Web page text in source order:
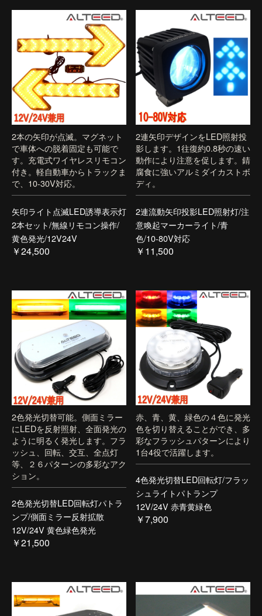
2本の矢印が点滅。マグネット
で車体への脱着固定も可能で
す。充電式ワイヤレスリモコン
付き。軽自動車からトラックま
で、10-30V対応。
矢印ライト点滅LED誘導表示灯
2本セット/無線リモコン操作/
黄色発光/12V24V
￥24,500
2連矢印デザインをLED照射投
影します。1往復約0.8秒の速い
動作により注意を促します。錆
腐食に強いアルミダイカストボ
ディ。
2連流動矢印投影LED照射灯/注
意喚起マーカーライト/青
色/10-80V対応
￥11,500
2色発光切替可能。側面ミラー
にLEDを反射照射、全面発光の
ように明るく発光します。フラ
ッシュ、回転、交互、全点灯
等、２６パターンの多彩なアク
ション。
2色発光切替LED回転灯パトラ
ンプ/側面ミラー反射拡散
12V/24V 黄色緑色発光
￥21,500
赤、青、黄、緑色の４色に発光
色を切り替えることができ、多
彩なフラッシュパターンにより
1台4役で活躍します。
4色発光切替LED回転灯/フラッ
シュライトパトランプ
12V/24V 赤青黄緑色
￥7,900